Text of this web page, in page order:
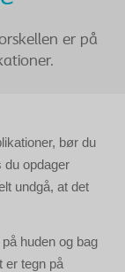
er på
bør du
du opdager
undgå, at det
huden og bag
er tegn på